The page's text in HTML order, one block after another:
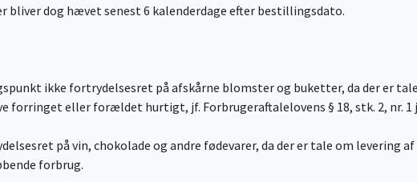
bliver dog hævet senest 6 kalenderdage efter bestillingsdato.
ikke fortrydelsesret på afskårne blomster og buketter, da der er
forringet eller forældet hurtigt, jf. Forbrugeraftalelovens § 18, stk. 2, nr. 1
på vin, chokolade og andre fødevarer, da der er tale om levering
forbrug.